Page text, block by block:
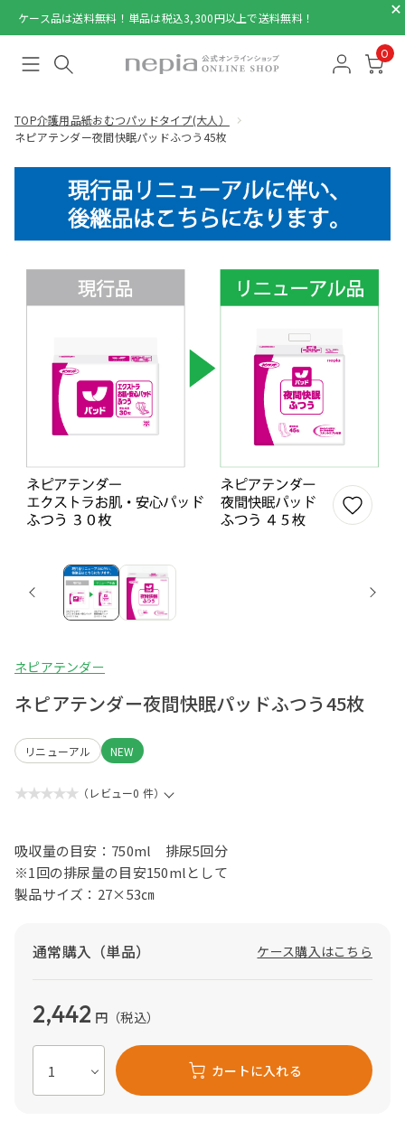
ケース品は送料無料！単品は税込3,300円以上で送料無料！
0
TOP介護用品紙おむつパッドタイプ(大人）
ネピアテンダー夜間快眠パッドふつう45枚
ネピアテンダー
ネピアテンダー夜間快眠パッドふつう45枚
リニューアル NEW
★★★★★ （レビュー0 件）
吸収量の目安：750ml 排尿5回分
※1回の排尿量の目安150mlとして
製品サイズ：27×53㎝
通常購入（単品） ケース購入はこちら
2,442 円（税込）
カートに入れる